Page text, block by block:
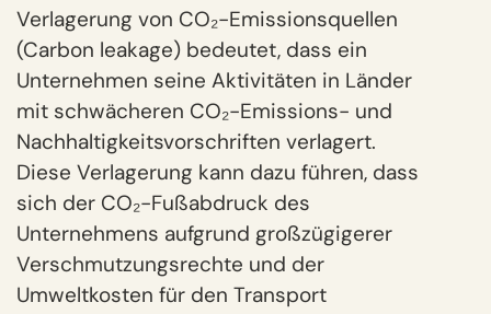
Verlagerung von CO₂-Emissionsquellen
(Carbon leakage) bedeutet, dass ein
Unternehmen seine Aktivitäten in Länder
mit schwächeren CO₂-Emissions- und
Nachhaltigkeitsvorschriften verlagert.
Diese Verlagerung kann dazu führen, dass
sich der CO₂-Fußabdruck des
Unternehmens aufgrund großzügigerer
Verschmutzungsrechte und der
Umweltkosten für den Transport